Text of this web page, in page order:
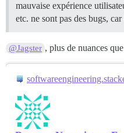
mauvaise expérience
etc. ne sont pas des bugs,
@Jagster , plus de nuances